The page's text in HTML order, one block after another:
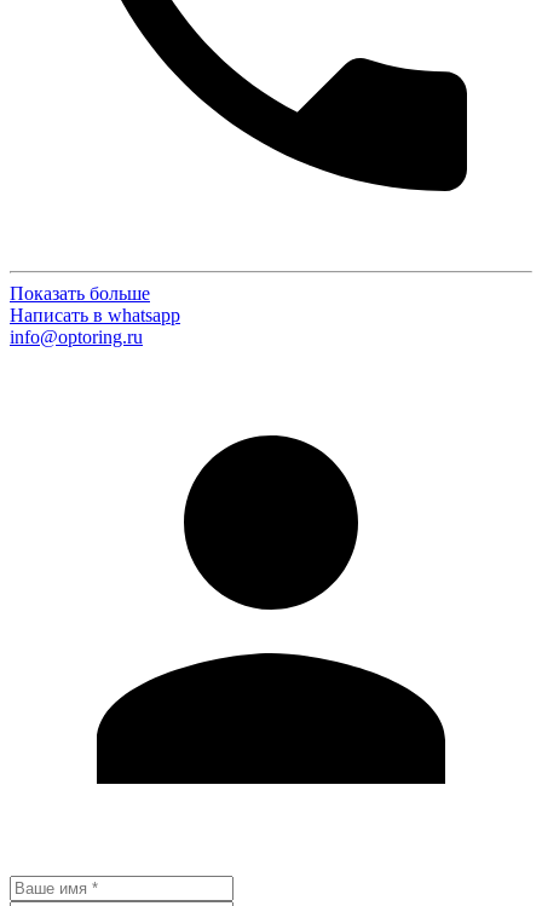
Показать больше
Написать в whatsapp
info@optoring.ru